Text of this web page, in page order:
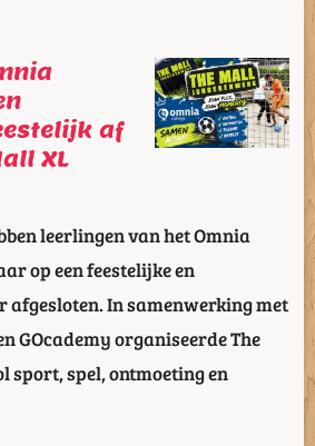
af
XL
leerlingen van het Omnia
op een feestelijke en
afgesloten. In samenwerking met
GOcademy organiseerde The
sport, spel, ontmoeting en